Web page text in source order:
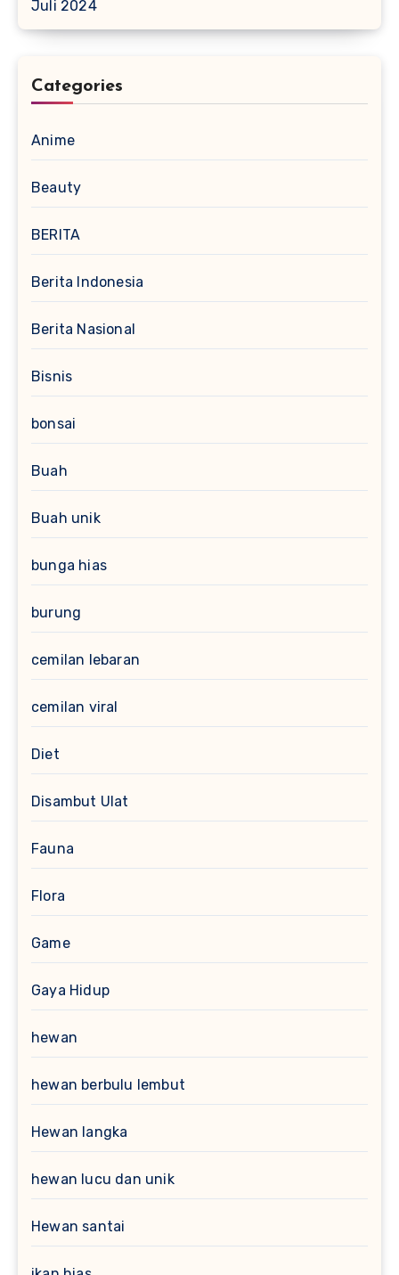
Juli 2024
Categories
Anime
Beauty
BERITA
Berita Indonesia
Berita Nasional
Bisnis
bonsai
Buah
Buah unik
bunga hias
burung
cemilan lebaran
cemilan viral
Diet
Disambut Ulat
Fauna
Flora
Game
Gaya Hidup
hewan
hewan berbulu lembut
Hewan langka
hewan lucu dan unik
Hewan santai